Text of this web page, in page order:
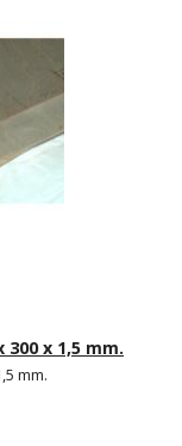
x 1,5 mm.
mm.